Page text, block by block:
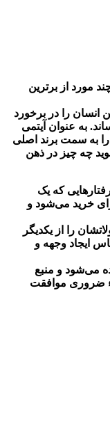
مورد از برترین‌
انسان را در برخورد
به عنوان آیتمی
را به سمت برند اصلی
چه چیز در ذهن
که یک
خرید می‌شود و
را از یکدیگر
ایجاد وجهه و
می‌شود و منبع
ضروری موافقت